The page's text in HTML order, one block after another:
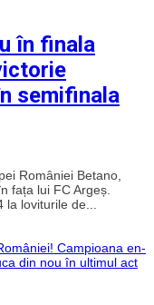
în finala
semifinala
României Betano,
fața lui FC Argeș.
loviturile de...